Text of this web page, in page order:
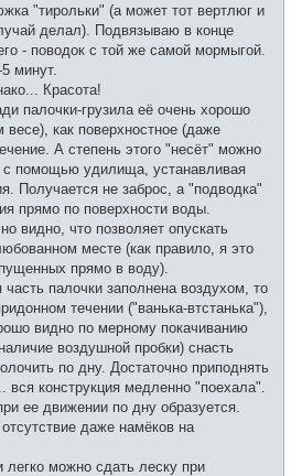
"тирольки" (а может тот вертлюг и
делал). Подвязываю в конце
- поводок с той же самой мормыгой.
минут.
Красота!
палочки-грузила её очень хорошо
как поверхностное (даже
А степень этого "несёт" можно
с помощью удилища, устанавливая
Получается не заброс, а "подводка"
прямо по поверхности воды.
видно, что позволяет опускать
месте (как правило, я это
прямо в воду).
часть палочки заполнена воздухом, то
течении ("ванька-втстанька"),
видно по мерному покачиванию
воздушной пробки) снасть
по дну. Достаточно приподнять
вся конструкция медленно "поехала".
ее движении по дну образуется.
даже намёков на
легко можно сдать леску при